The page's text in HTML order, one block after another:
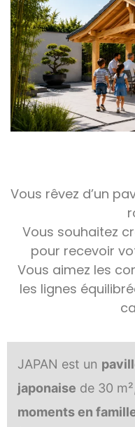
Vous rêvez d’un
Vous souhaitez
pour recevoir
Vous aimez les
les lignes
JAPAN est un
japonaise de 30
moments en